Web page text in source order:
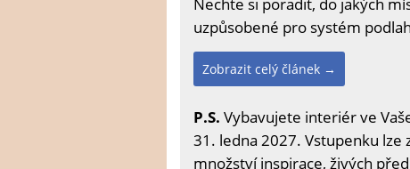
uzpůsobené pro systém
Zobrazit celý článek →
P.S. Vybavujete interiér ve
31. ledna 2027. Vstupenku lze
množství inspirace, živých